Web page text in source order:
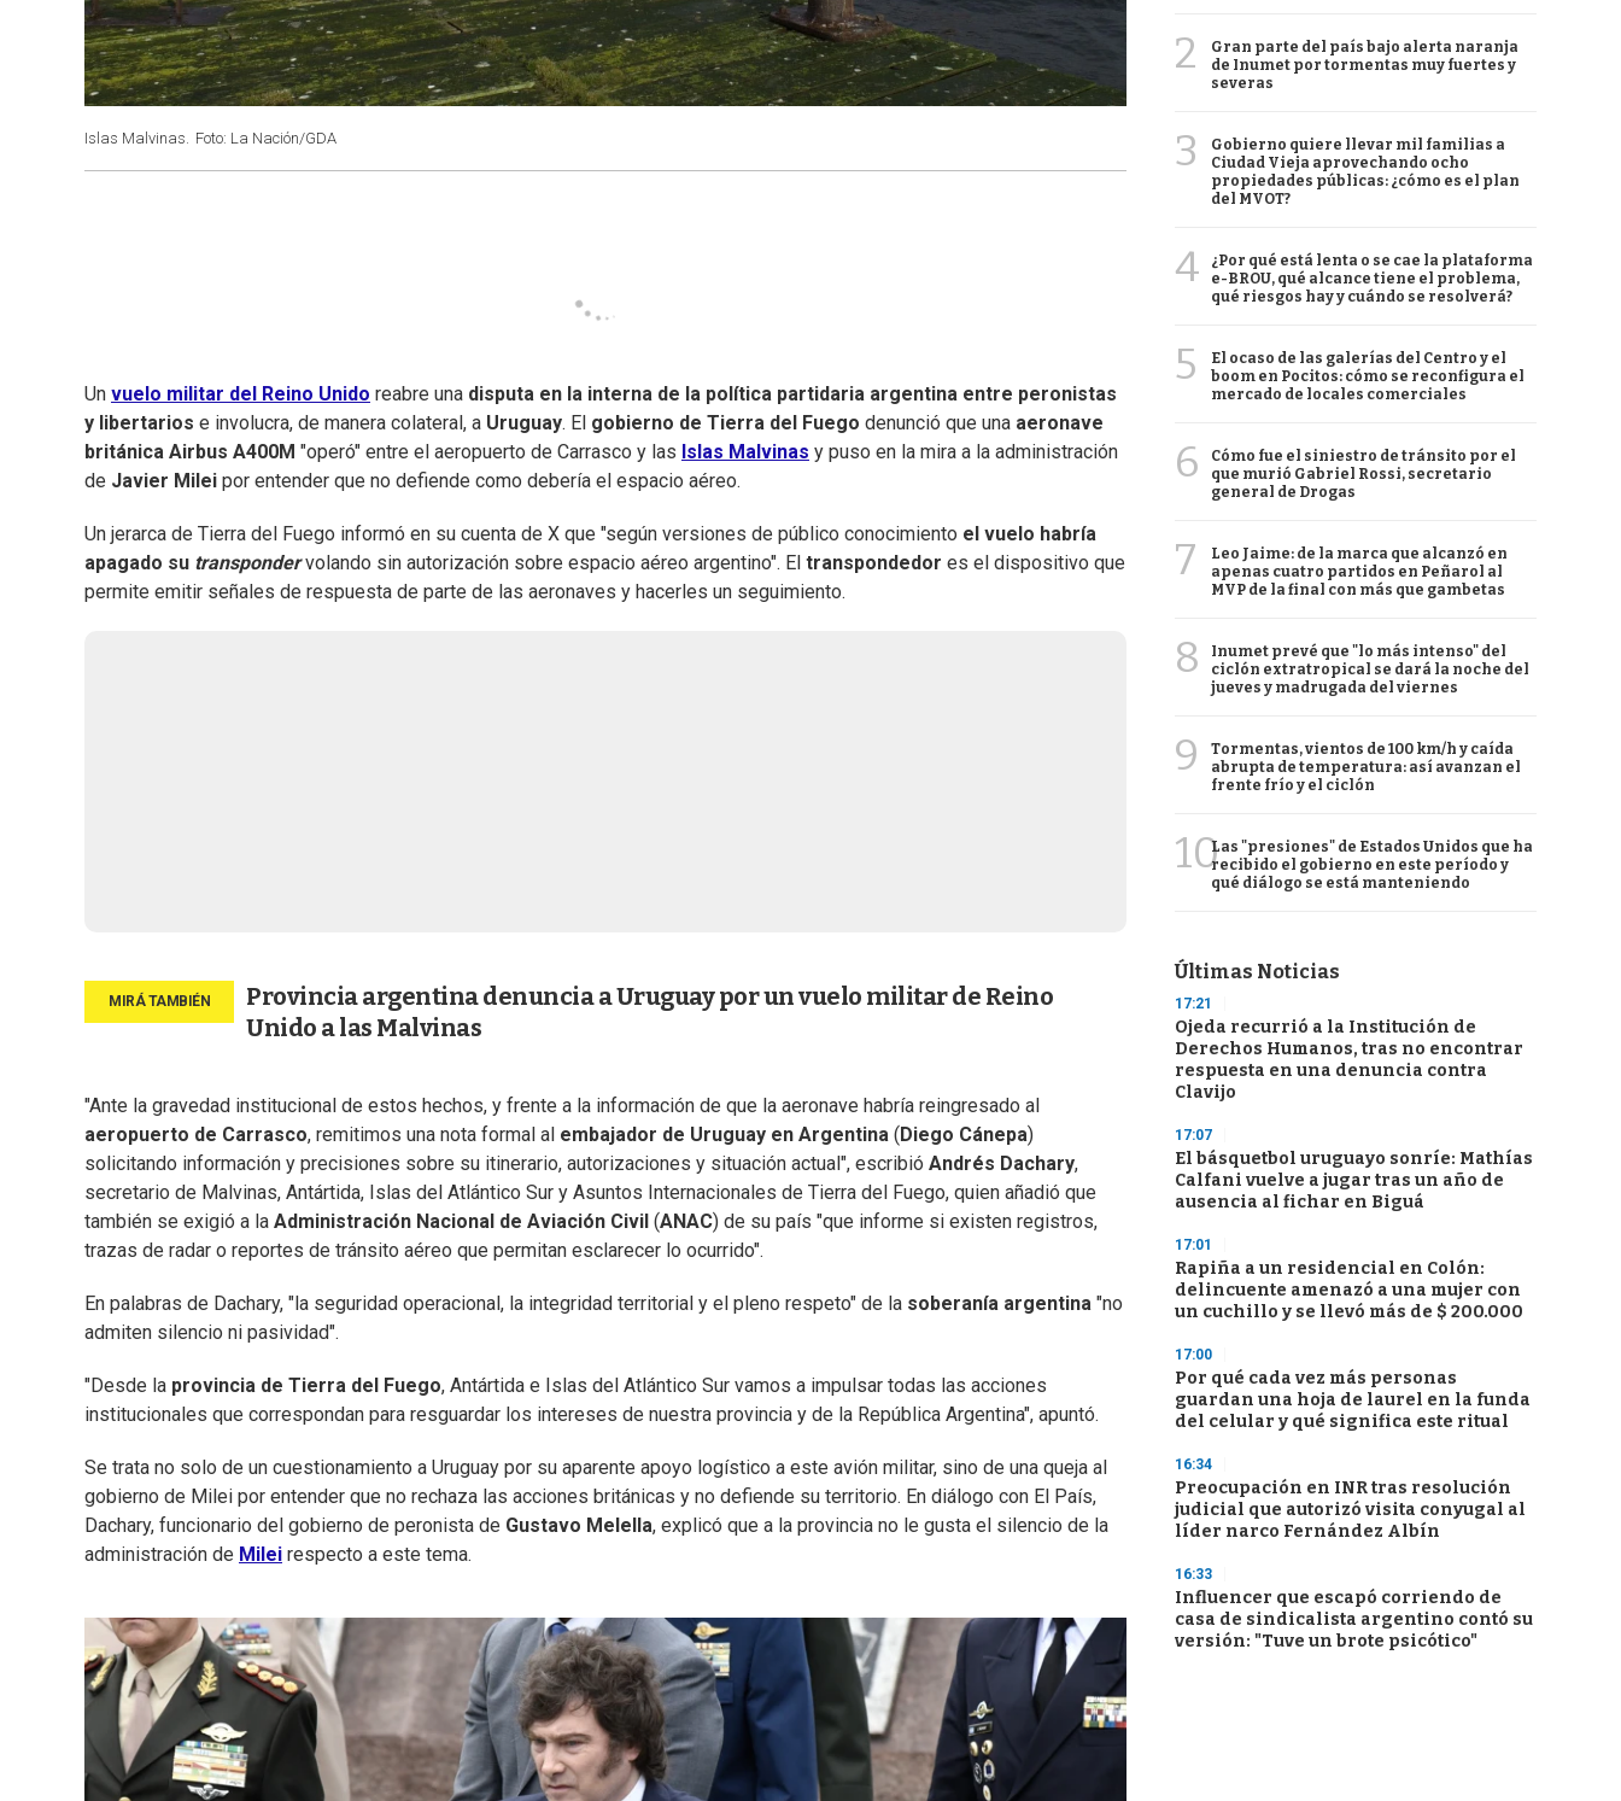
Islas Malvinas. Foto: La Nación/GDA
Un vuelo militar del Reino Unido reabre una disputa en la interna de la política partidaria argentina entre peronistas
y libertarios e involucra, de manera colateral, a Uruguay. El gobierno de Tierra del Fuego denunció que una aeronave
británica Airbus A400M "operó" entre el aeropuerto de Carrasco y las Islas Malvinas y puso en la mira a la administración
de Javier Milei por entender que no defiende como debería el espacio aéreo.
Un jerarca de Tierra del Fuego informó en su cuenta de X que "según versiones de público conocimiento el vuelo habría
apagado su transpondervolando sin autorización sobre espacio aéreo argentino". El transpondedor es el dispositivo que
permite emitir señales de respuesta de parte de las aeronaves y hacerles un seguimiento.
Provincia argentina denuncia a Uruguay por un vuelo militar de Reino
Unido a las Malvinas
"Ante la gravedad institucional de estos hechos, y frente a la información de que la aeronave habría reingresado al
aeropuerto de Carrasco, remitimos una nota formal al embajador de Uruguay en Argentina ( Diego Cánepa)
solicitando información y precisiones sobre su itinerario, autorizaciones y situación actual", escribió Andrés Dachary,
secretario de Malvinas, Antártida, Islas del Atlántico Sur y Asuntos Internacionales de Tierra del Fuego, quien añadió que
también se exigió a la Administración Nacional de Aviación Civil (ANAC) de su país "que informe si existen registros,
trazas de radar o reportes de tránsito aéreo que permitan esclarecer lo ocurrido".
En palabras de Dachary, "la seguridad operacional, la integridad territorial y el pleno respeto" de la soberanía argentina "no
admiten silencio ni pasividad".
"Desde la provincia de Tierra del Fuego, Antártida e Islas del Atlántico Sur vamos a impulsar todas las acciones
institucionales que correspondan para resguardar los intereses de nuestra provincia y de la República Argentina", apuntó.
Se trata no solo de un cuestionamiento a Uruguay por su aparente apoyo logístico a este avión militar, sino de una queja al
gobierno de Milei por entender que no rechaza las acciones británicas y no defiende su territorio. En diálogo con El País,
Dachary, funcionario del gobierno de peronista de Gustavo Melella, explicó que a la provincia no le gusta el silencio de la
administración de Milei respecto a este tema.
2
Gran parte del país bajo alerta naranja
de Inumet por tormentas muy fuertes y
severas
3
Gobierno quiere llevar mil familias a
Ciudad Vieja aprovechando ocho
propiedades públicas: ¿cómo es el plan
del MVOT?
4
¿Por qué está lenta o se cae la plataforma
e-BROU, qué alcance tiene el problema,
qué riesgos hay y cuándo se resolverá?
5
El ocaso de las galerías del Centro y el
boom en Pocitos: cómo se reconfigura el
mercado de locales comerciales
6
Cómo fue el siniestro de tránsito por el
que murió Gabriel Rossi, secretario
general de Drogas
7
Leo Jaime: de la marca que alcanzó en
apenas cuatro partidos en Peñarol al
MVP de la final con más que gambetas
8
Inumet prevé que "lo más intenso" del
ciclón extratropical se dará la noche del
jueves y madrugada del viernes
9
Tormentas, vientos de 100 km/h y caída
abrupta de temperatura: así avanzan el
frente frío y el ciclón
10Las "presiones" de Estados Unidos que ha
recibido el gobierno en este período y
qué diálogo se está manteniendo
Últimas Noticias
17:21
Ojeda recurrió a la Institución de
Derechos Humanos, tras no encontrar
respuesta en una denuncia contra
Clavijo
17:07
El básquetbol uruguayo sonríe: Mathías
Calfani vuelve a jugar tras un año de
ausencia al fichar en Biguá
17:01
Rapiña a un residencial en Colón:
delincuente amenazó a una mujer con
un cuchillo y se llevó más de $ 200.000
17:00
Por qué cada vez más personas
guardan una hoja de laurel en la funda
del celular y qué significa este ritual
16:34
Preocupación en INR tras resolución
judicial que autorizó visita conyugal al
líder narco Fernández Albín
16:33
Influencer que escapó corriendo de
casa de sindicalista argentino contó su
versión: "Tuve un brote psicótico"